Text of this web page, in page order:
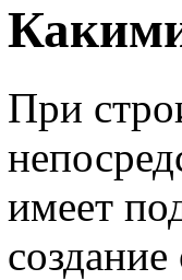
При
имеет